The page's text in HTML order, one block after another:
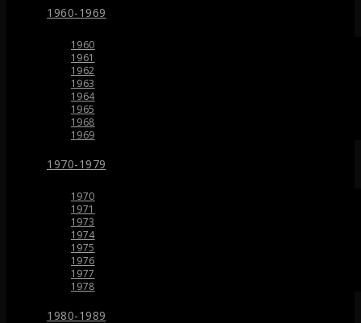
1960-1969
1960
1961
1962
1963
1964
1965
1968
1969
1970-1979
1970
1971
1973
1974
1975
1976
1977
1978
1980-1989